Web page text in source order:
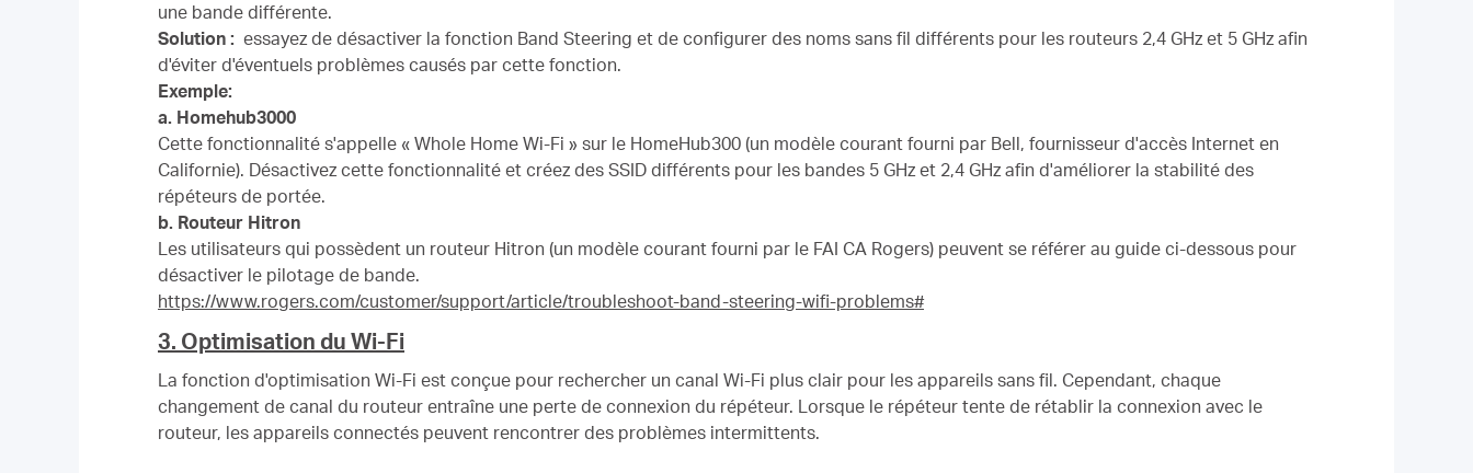
une bande différente.
Solution : essayez de désactiver la fonction Band Steering et de configurer des noms sans fil différents pour les routeurs 2,4 GHz et 5 GHz afin
d'éviter d'éventuels problèmes causés par cette fonction.
Exemple:
a. Homehub3000
Cette fonctionnalité s'appelle « Whole Home Wi-Fi » sur le HomeHub300 (un modèle courant fourni par Bell, fournisseur d'accès Internet en
Californie). Désactivez cette fonctionnalité et créez des SSID différents pour les bandes 5 GHz et 2,4 GHz afin d'améliorer la stabilité des
répéteurs de portée.
b. Routeur Hitron
Les utilisateurs qui possèdent un routeur Hitron (un modèle courant fourni par le FAI CA Rogers) peuvent se référer au guide ci-dessous pour
désactiver le pilotage de bande.
https://www.rogers.com/customer/support/article/troubleshoot-band-steering-wifi-problems#
3. Optimisation du Wi-Fi
La fonction d'optimisation Wi-Fi est conçue pour rechercher un canal Wi-Fi plus clair pour les appareils sans fil. Cependant, chaque
changement de canal du routeur entraîne une perte de connexion du répéteur. Lorsque le répéteur tente de rétablir la connexion avec le
routeur, les appareils connectés peuvent rencontrer des problèmes intermittents.